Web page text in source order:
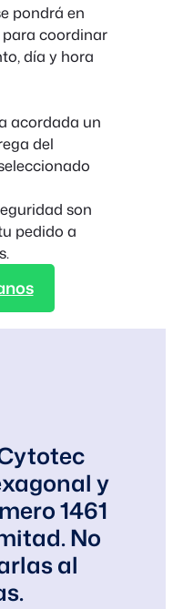
pondrá en
coordinar
día y hora
acordada un
del
son
pedido a
y
1461
No
al